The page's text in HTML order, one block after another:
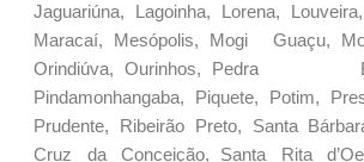
Jaguariúna, Lagoinha, Lorena,
Maracaí, Mesópolis, Mogi Guaçu,
Orindiúva, Ourinhos, Pedra
Pindamonhangaba, Piquete, Potim,
Prudente, Ribeirão Preto, Santa
Cruz da Conceição, Santa Rita